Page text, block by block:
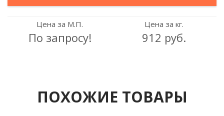
Цена за М.П.
По запросу!
Цена за кг.
912 руб.
ПОХОЖИЕ ТОВАРЫ